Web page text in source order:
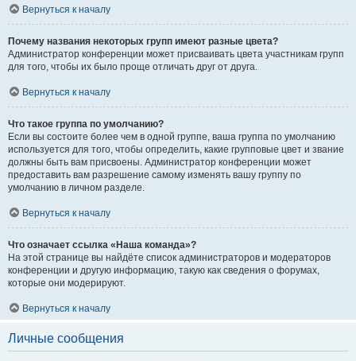
Вернуться к началу
Почему названия некоторых групп имеют разные цвета?
Администратор конференции может присваивать цвета участникам групп
для того, чтобы их было проще отличать друг от друга.
Вернуться к началу
Что такое группа по умолчанию?
Если вы состоите более чем в одной группе, ваша группа по умолчанию
используется для того, чтобы определить, какие групповые цвет и звание
должны быть вам присвоены. Администратор конференции может
предоставить вам разрешение самому изменять вашу группу по
умолчанию в личном разделе.
Вернуться к началу
Что означает ссылка «Наша команда»?
На этой странице вы найдёте список администраторов и модераторов
конференции и другую информацию, такую как сведения о форумах,
которые они модерируют.
Вернуться к началу
Личные сообщения